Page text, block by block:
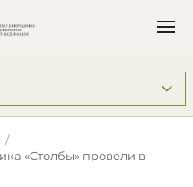
«Столбы» провели в